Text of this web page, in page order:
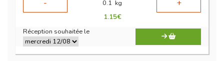
-
0.1 kg +
1.15€
Réception souhaitée le